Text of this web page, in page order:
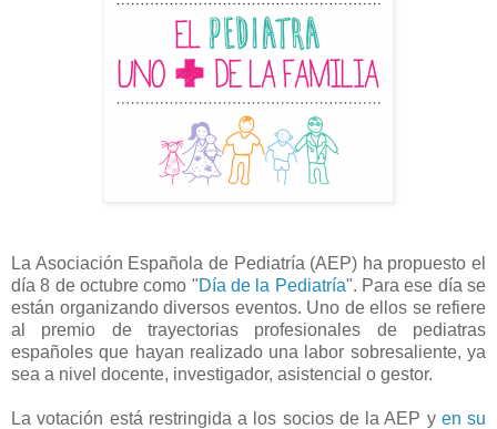
La Asociación Española de Pediatría (AEP) ha propuesto el
día 8 de octubre como "Día de la Pediatría". Para ese día se
están organizando diversos eventos. Uno de ellos se refiere
al premio de trayectorias profesionales de pediatras
españoles que hayan realizado una labor sobresaliente, ya
sea a nivel docente, investigador, asistencial o gestor.
La votación está restringida a los socios de la AEP y en su